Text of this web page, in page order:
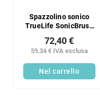
Spazzolino sonico
TrueLife SonicBrush
59,34 € IVA esclusa
72,40 €
Nel carrello